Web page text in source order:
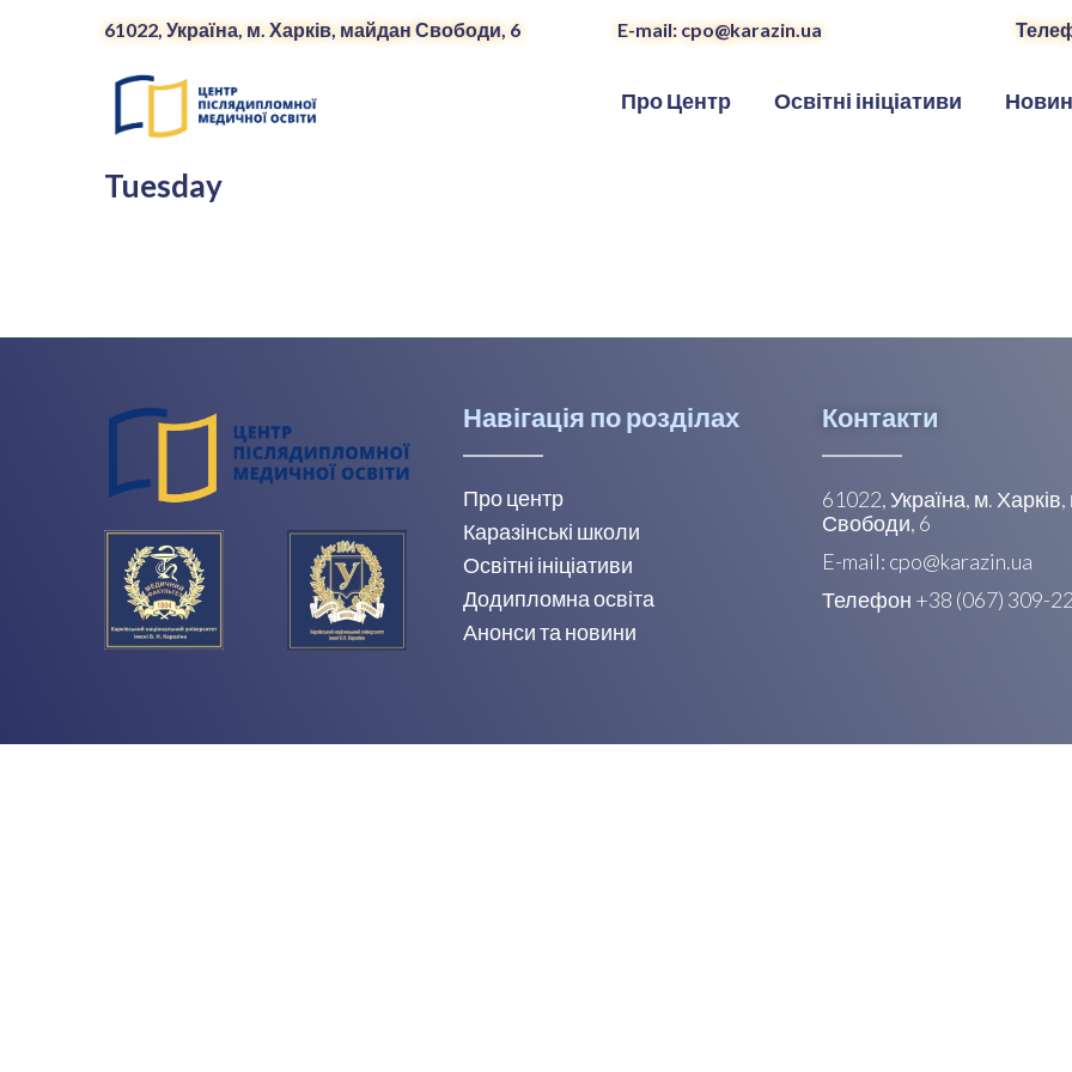
61022, Україна, м. Харків, майдан Свободи, 6 E-mail: cpo@karazin.ua
Про Центр Освітні ініціативи
Tuesday
Навігація по розділах
Про центр
Каразінські школи
Освітні ініціативи
Додипломна освіта
Анонси та новини
Контакти
61022, Україна, м.
Свободи, 6
E-mail: cpo@karazin.ua
Телефон +38 (067) 309-